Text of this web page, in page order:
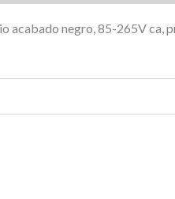
acabado negro, 85-265V ca,